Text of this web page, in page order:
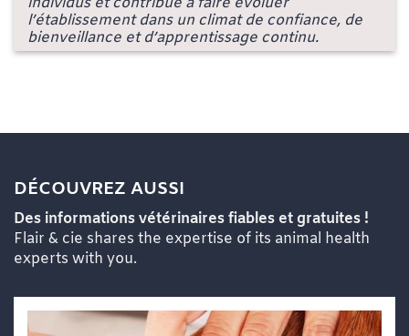
l’établissement dans un climat de confiance, de
bienveillance et d’apprentissage continu.
DÉCOUVREZ AUSSI
Des informations vétérinaires fiables et gratuites !
Flair & cie shares the expertise of its animal health
experts with you.